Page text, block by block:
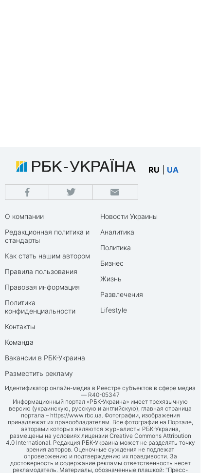
RU UA
О компании
Редакционная политика и
стандарты
Как стать нашим автором
Правила пользования
Правовая информация
Политика
конфиденциальности
Контакты
Команда
Вакансии в РБК-Украина
Разместить рекламу
Новости Украины
Аналитика
Политика
Бизнес
Жизнь
Развлечения
Lifestyle
Идентификатор онлайн-медиа в Реестре субъектов в сфере медиа
— R40-05347
Информационный портал «РБК-Украина» имеет трехязычную
версию (украинскую, русскую и английскую), главная страница
портала – https://www.rbc.ua. Фотографии, изображения
принадлежат их правообладателям. Все фотографии на Портале,
авторами которых являются журналисты РБК-Украина,
размещены на условиях лицензии Creative Commons Attribution
4.0 International. Редакция РБК-Украина может не разделять точку
зрения авторов. Оценочные суждения не подлежат
опровержению и подтверждению их правдивости. За
достоверность и содержание рекламы ответственность несет
рекламодатель. Материалы, обозначенные плашкой: "Пресс-